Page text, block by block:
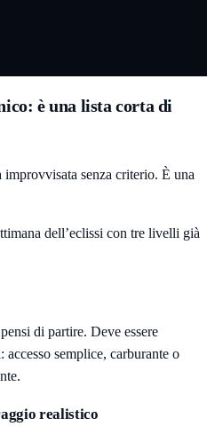
è una lista corta di
senza criterio. È una
dell’eclissi con tre livelli già
di partire. Deve essere
semplice, carburante o
realistico